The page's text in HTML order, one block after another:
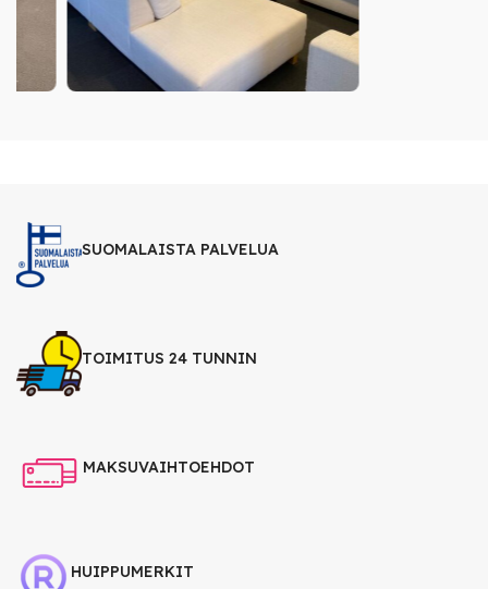
SUOMALAISTA PALVELUA
TOIMITUS 24 TUNNIN
MAKSUVAIHTOEHDOT
HUIPPUMERKIT